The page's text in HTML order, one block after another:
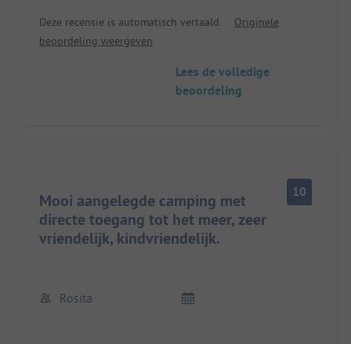
opzichte van de oude stad en het havengebied.
Uitzicht op het meer is relatief verstoord door de
Deze recensie is automatisch vertaald.
Originele
beoordeling weergeven
Lees de volledige
beoordeling
Mooi aangelegde camping met
directe toegang tot het meer, zeer
vriendelijk, kindvriendelijk.
10
Rosita